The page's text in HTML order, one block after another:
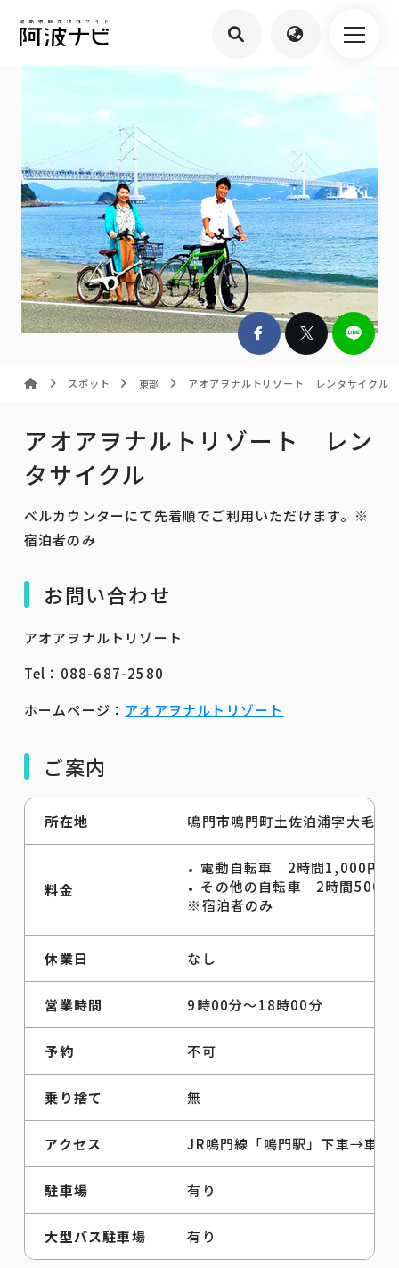
スポット 東部 アオアヲナルトリゾート レンタサイクル
アオアヲナルトリゾート レン
タサイクル
ベルカウンターにて先着順でご利用いただけます。※
宿泊者のみ
お問い合わせ
アオアヲナルトリゾート
Tel：088-687-2580
ホームページ： アオアヲナルトリゾート
ご案内
所在地 鳴門市鳴門町土佐泊浦字大毛
料金
電動自転車 2時間1,000円
その他の自転車 2時間500円
※宿泊者のみ
休業日 なし
営業時間 9時00分～18時00分
予約 不可
乗り捨て 無
アクセス JR鳴門線「鳴門駅」下車→車で
駐車場 有り
大型バス駐車場 有り